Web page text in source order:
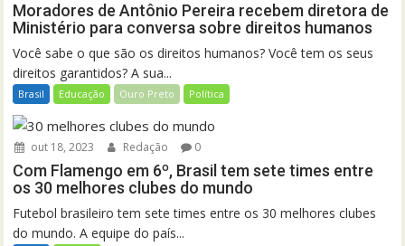
Moradores de Antônio Pereira recebem diretora de
Ministério para conversa sobre direitos humanos
Você sabe o que são os direitos humanos? Você tem os seus
direitos garantidos? A sua...
Brasil Educação Ouro Preto Política
out 18, 2023 Redação 0
Com Flamengo em 6º, Brasil tem sete times entre
os 30 melhores clubes do mundo
Futebol brasileiro tem sete times entre os 30 melhores clubes
do mundo. A equipe do país...